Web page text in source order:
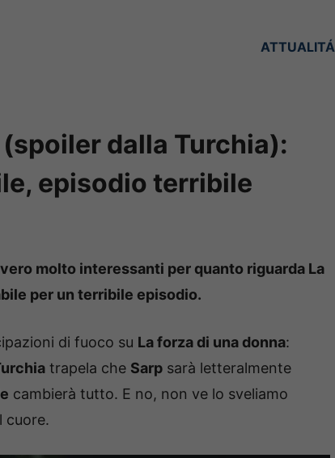
ATTUALITÁ
dalla Turchia):
episodio terribile
molto interessanti per quanto riguarda La
per un terribile episodio.
di fuoco su La forza di una donna:
trapela che Sarp sarà letteralmente
cambierà tutto. E no, non ve lo sveliamo
cuore.